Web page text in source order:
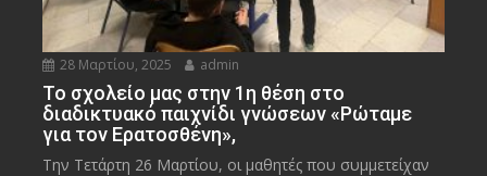
28 Μαρτίου, 2025 admin
To σχολείο μας στην 1η θέση στο
διαδικτυακό παιχνίδι γνώσεων «Ρώταμε
για τον Ερατοσθένη»,
Την Τετάρτη 26 Μαρτίου, οι μαθητές που συμμετείχαν